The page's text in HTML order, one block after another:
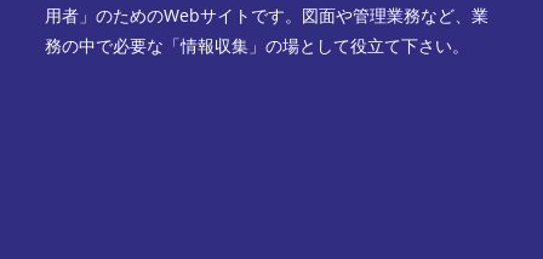
用者」のためのWebサイトです。図面や管理業務など、業
務の中で必要な「情報収集」の場として役立て下さい。